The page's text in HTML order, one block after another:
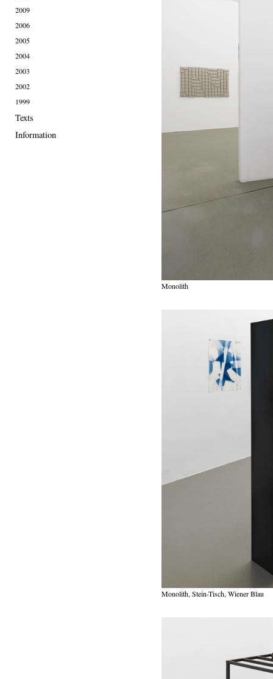
2009
2006
2005
2004
2003
2002
1999
Texts
Information
Monolith
Monolith, Stein-Tisch, Wiener Blau